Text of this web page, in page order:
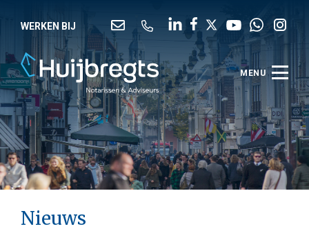
WERKEN BIJ
Nieuws
MENU
Werken bij
Advies
Digitale diensten
Over ons
Nieuws